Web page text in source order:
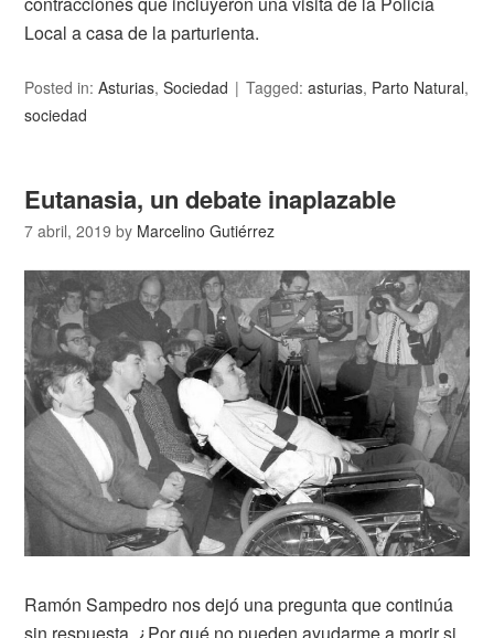
Local a casa de la parturienta.
Posted in:Asturias,Sociedad Tagged:asturias, Parto Natural,
sociedad
Eutanasia, un debate inaplazable
7 abril, 2019 by Marcelino Gutiérrez
Ramón Sampedro nos dejó una pregunta que continúa